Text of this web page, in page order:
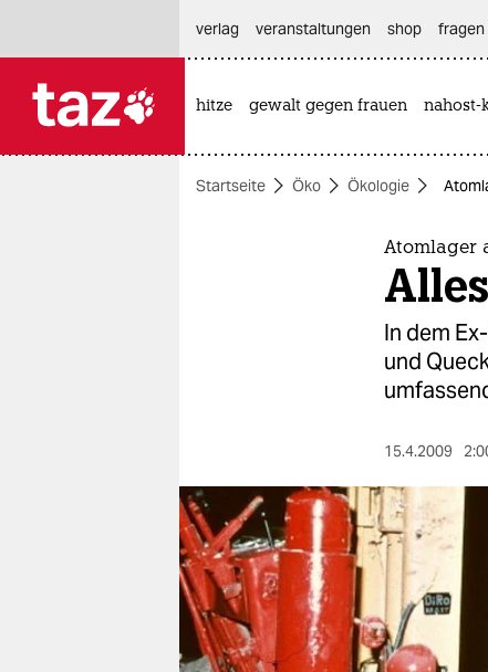
themen
berlin
nord
wahrheit
verlag
verlag
veranstaltungen shop fragen
hitze gewalt gegen frauen nahost-
Startseite Öko Ökologie
Atomlager
In dem
und
15.4.2009